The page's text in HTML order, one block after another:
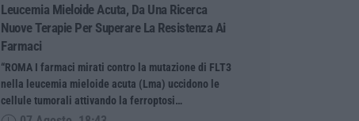
Leucemia Mieloide Acuta, Da Una Ricerca
Nuove Terapie Per Superare La Resistenza Ai
Farmaci
“ROMA I farmaci mirati contro la mutazione di FLT3
nella leucemia mieloide acuta (Lma) uccidono le
cellule tumorali attivando la ferroptosi…